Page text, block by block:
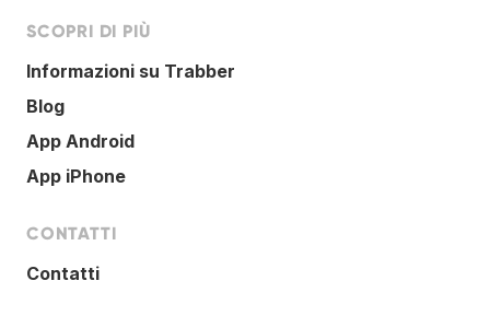
SCOPRI DI PIÙ
Informazioni su Trabber
Blog
App Android
App iPhone
CONTATTI
Contatti